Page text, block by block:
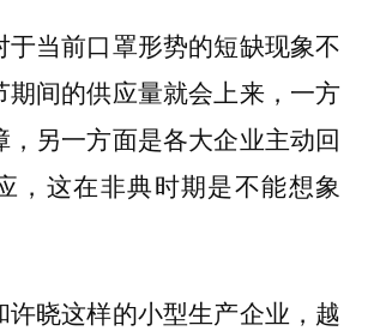
于当前口罩形势的短缺现象不
期间的供应量就会上来，一方
，另一方面是各大企业主动回
，这在非典时期是不能想象
许晓这样的小型生产企业，越